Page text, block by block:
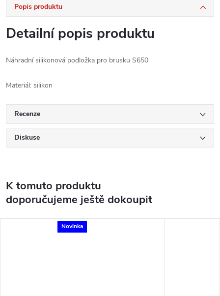
Popis produktu
Detailní popis produktu
Náhradní silikonová podložka pro brusku S650
Materiál: silikon
Recenze
Diskuse
K tomuto produktu
doporučujeme ještě dokoupit
Novinka